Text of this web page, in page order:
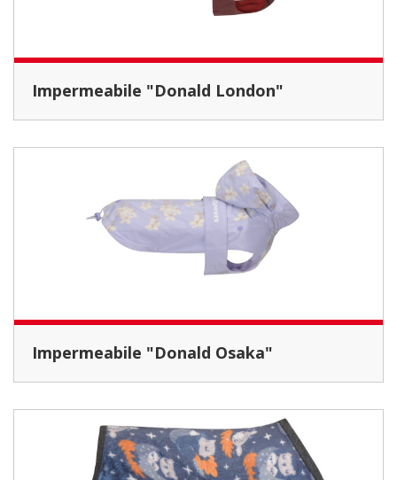
Impermeabile "Donald London"
Impermeabile "Donald Osaka"